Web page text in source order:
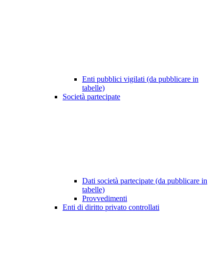
Enti pubblici vigilati (da pubblicare in
tabelle)
Società partecipate
Dati società partecipate (da pubblicare in
tabelle)
Provvedimenti
Enti di diritto privato controllati